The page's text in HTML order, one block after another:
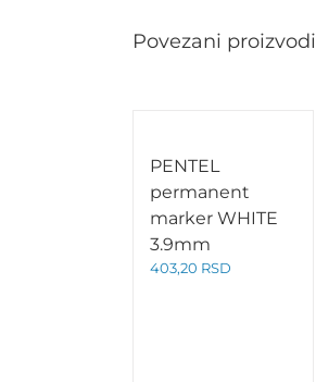
Povezani proizvodi
PENTEL
permanent
marker WHITE
3.9mm
403,20 RSD